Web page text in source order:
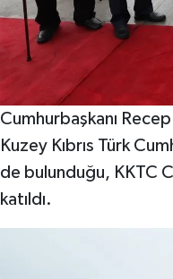
Cumhurbaşkanı
Kuzey Kıbrıs Türk
de bulunduğu, KKTC
katıldı.